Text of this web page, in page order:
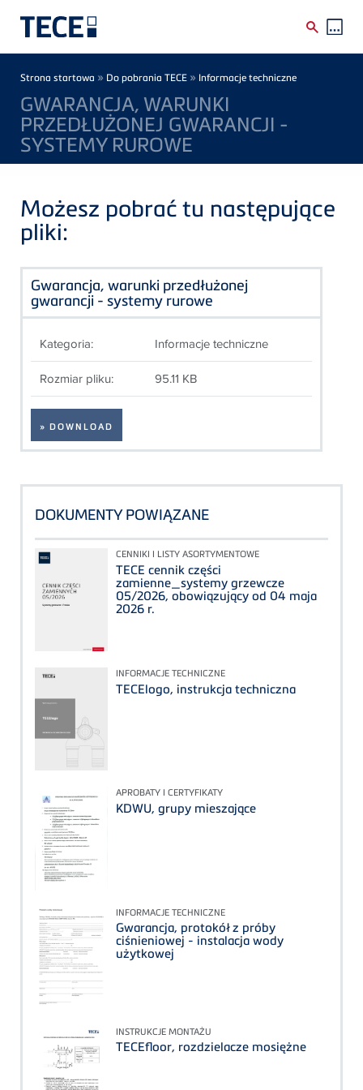
Breadcrumb
Strona startowa » Do pobrania TECE » Informacje techniczne
GWARANCJA, WARUNKI
PRZEDŁUŻONEJ GWARANCJI -
SYSTEMY RUROWE
Możesz pobrać tu następujące
pliki:
Gwarancja, warunki przedłużonej
gwarancji - systemy rurowe
Kategoria: Informacje techniczne
Rozmiar pliku: 95.11 KB
» DOWNLOAD
DOKUMENTY POWIĄZANE
CENNIKI I LISTY ASORTYMENTOWE
TECE cennik części
zamienne_systemy grzewcze
05/2026, obowiązujący od 04 maja
2026 r.
INFORMACJE TECHNICZNE
TECElogo, instrukcja techniczna
APROBATY I CERTYFIKATY
KDWU, grupy mieszające
INFORMACJE TECHNICZNE
Gwarancja, protokół z próby
ciśnieniowej - instalacja wody
użytkowej
INSTRUKCJE MONTAŻU
TECEfloor, rozdzielacze mosiężne